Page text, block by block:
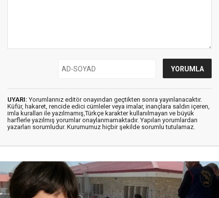
UYARI: Yorumlarınız editör onayından geçtikten sonra yayınlanacaktır.
Küfür, hakaret, rencide edici cümleler veya imalar, inançlara saldırı içeren,
imla kuralları ile yazılmamış,Türkçe karakter kullanılmayan ve büyük
harflerle yazılmış yorumlar onaylanmamaktadır. Yapılan yorumlardan
yazarları sorumludur. Kurumumuz hiçbir şekilde sorumlu tutulamaz.